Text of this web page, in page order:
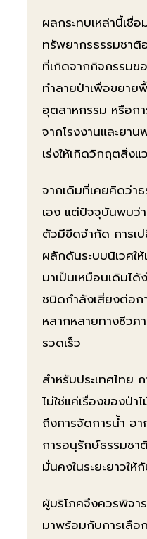
ผลกระทบเหล่านี้เชื่อ
ทรัพยากรธรรมชาติ
ที่เกิดจากกิจกรรม
ทำลายป่าเพื่อขยาย
อุตสาหกรรม หรือก
จากโรงงานและยา
เร่งให้เกิดวิกฤตสิ่ง
จากเดิมที่เคยคิดว่า
เอง แต่ปัจจุบันพบว่
ตัวมีขีดจำกัด การเ
ผลักดันระบบนิเวศใ
มาเป็นเหมือนเดิมไ
ชนิดกำลังเสี่ยงต่อ
หลากหลายทางชีว
รวดเร็ว
สำหรับประเทศไทย
ไม่ใช่แค่เรื่องของป่
ถึงการจัดการน้ำ อา
การอนุรักษ์ธรรมชา
มั่นคงในระยะยาวให้
ผู้บริโภคจึงควรพิจ
มาพร้อมกับการเลือ